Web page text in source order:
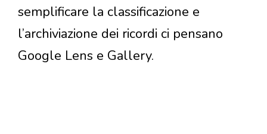
semplificare la classificazione e
l’archiviazione dei ricordi ci pensano
Google Lens e Gallery.